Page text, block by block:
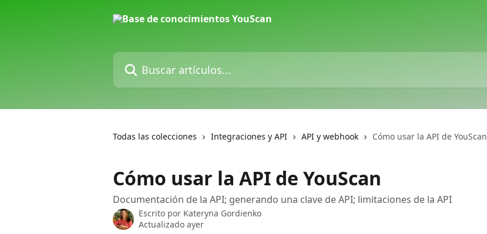
Buscar artículos...
Todas las colecciones Integraciones y API API y webhook Cómo usar la API de YouScan
Cómo usar la API de YouScan
Documentación de la API; generando una clave de API; limitaciones de la API
Escrito por Kateryna Gordienko
Actualizado ayer